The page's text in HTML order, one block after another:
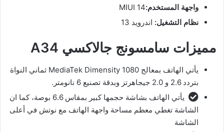
واجهة المستخدم:MIUI 14
نظام التشغيل: اندرويد 13
مميزات سامسونج جالاكسي A34
يأتي الهاتف بمعالج MediaTek Dimensity 1080 ثماني النواة
بتردد 2.6 و 2.0 جيجاهرتز وبدقة تصنيع 6 نانومتر.
يأتي الهاتف بشاشة حجمها كبير بمقاس 6.6 بوصة، كما ان
الشاشة تغطي معظم مساحة واجهة الهاتف مع نوتش في أعلى
الشاشة